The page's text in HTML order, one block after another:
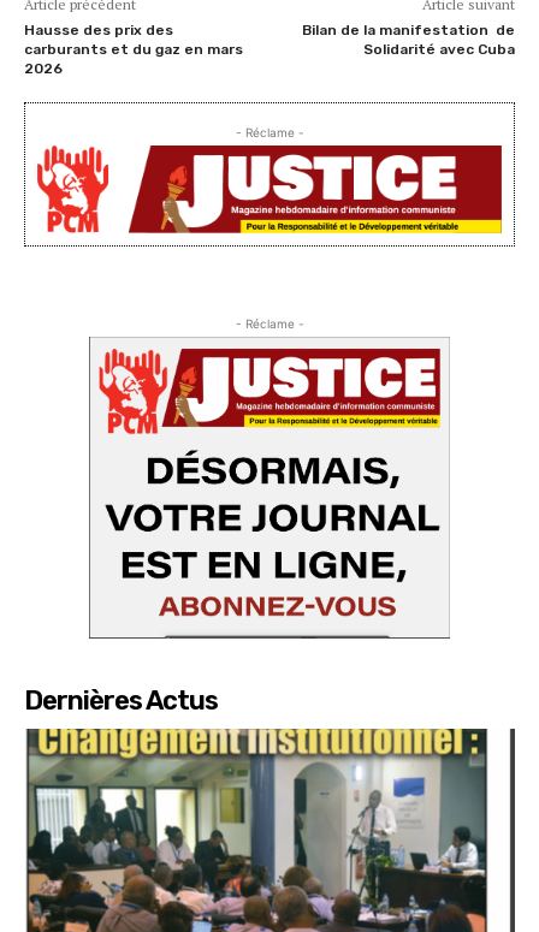
Article précédent
Hausse des prix des
carburants et du gaz en mars
2026
Article suivant
Bilan de la manifestation de
Solidarité avec Cuba
- Réclame -
- Réclame -
Dernières Actus